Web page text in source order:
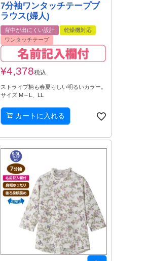
7分袖ワンタッチテープブ
ラウス(婦人)
背中が出にくい設計
乾燥機対応
ワンタッチテープ
¥4,378税込
ストライプ柄も春夏らしい明るいカラー。
サイズ M～L、LL
カートに入れる